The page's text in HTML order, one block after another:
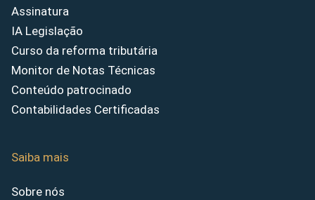
Assinatura
IA Legislação
Curso da reforma tributária
Monitor de Notas Técnicas
Conteúdo patrocinado
Contabilidades Certificadas
Saiba mais
Sobre nós